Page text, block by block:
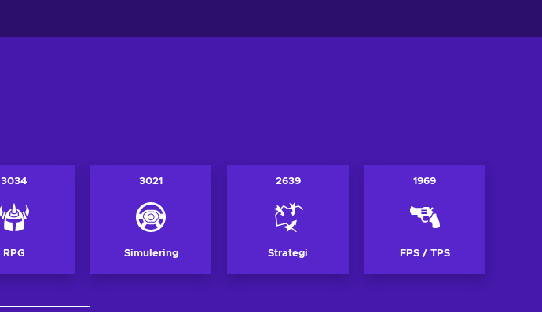
3034
RPG
3021
Simulering
2639
Strategi
1969
FPS / TPS